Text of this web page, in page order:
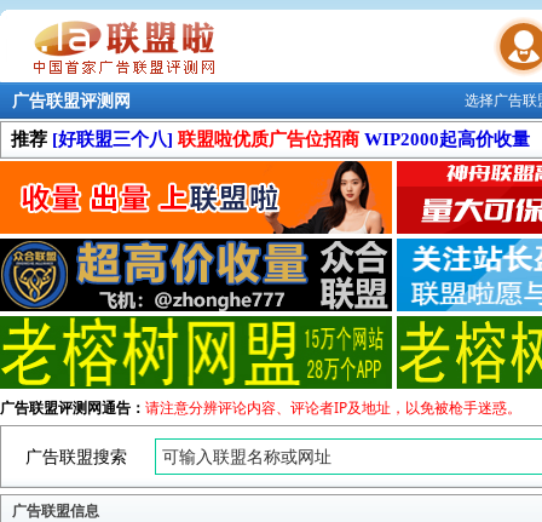
联盟学院
选择广告
广告联盟评测网
推荐 [好联盟三个八] 联盟啦优质广告位招商 WIP2000起高价收量
广告联盟评测网通告： 请注意分辨评论内容、评论者IP及地址，以免被枪手迷惑。
广告联盟搜索
广告联盟信息